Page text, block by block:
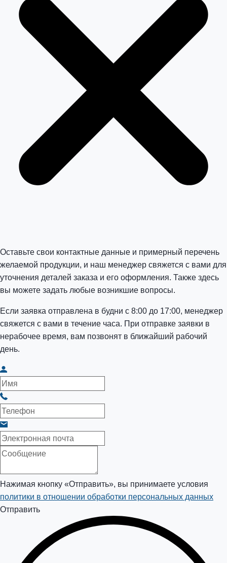
Оставьте свои контактные данные и примерный перечень
желаемой продукции, и наш менеджер свяжется с вами для
уточнения деталей заказа и его оформления. Также здесь
вы можете задать любые возникшие вопросы.
Если заявка отправлена в будни с 8:00 до 17:00, менеджер
свяжется с вами в течение часа. При отправке заявки в
нерабочее время, вам позвонят в ближайший рабочий
день.
Нажимая кнопку «Отправить», вы принимаете условия
политики в отношении обработки персональных данных
Отправить